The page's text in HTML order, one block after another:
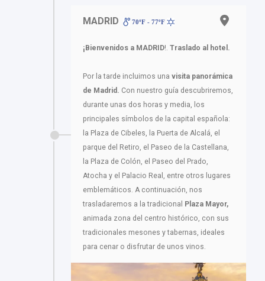
MADRID 70ºF - 77ºF
¡Bienvenidos a MADRID!. Traslado al hotel.
Por la tarde incluimos una visita panorámica
de Madrid. Con nuestro guía descubriremos,
durante unas dos horas y media, los
principales símbolos de la capital española:
la Plaza de Cibeles, la Puerta de Alcalá, el
parque del Retiro, el Paseo de la Castellana,
la Plaza de Colón, el Paseo del Prado,
Atocha y el Palacio Real, entre otros lugares
emblemáticos. A continuación, nos
trasladaremos a la tradicional
Plaza Mayor,
animada zona del centro histórico, con sus
tradicionales mesones y tabernas, ideales
para cenar o disfrutar de unos vinos.